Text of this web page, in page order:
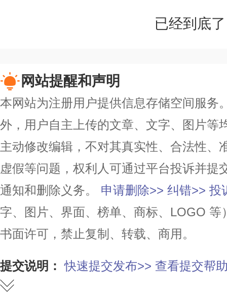
已经到底了
网站提醒和声明
本网站为注册用户提供信息存储空间服务
外，用户自主上传的文章、文字、图片等
主动修改编辑，不对其真实性、合法性、
虚假等问题，权利人可通过平台投诉并提
通知和删除义务。
申请删除>> 纠错>> 投
字、图片、界面、榜单、商标、LOGO
书面许可，禁止复制、转载、商用。
提交说明： 快速提交发布>> 查看提交帮